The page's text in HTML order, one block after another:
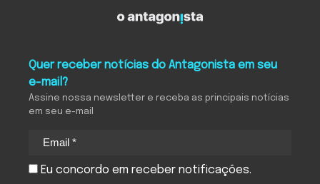
Quer receber notícias do Antagonista em seu
e-mail?
Assine nossa newsletter e receba as principais notícias
em seu e-mail
Eu concordo em receber notificações.